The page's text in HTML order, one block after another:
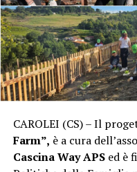
CAROLEI (CS) – Il
Farm”, è a cura
Cascina Way APSed è